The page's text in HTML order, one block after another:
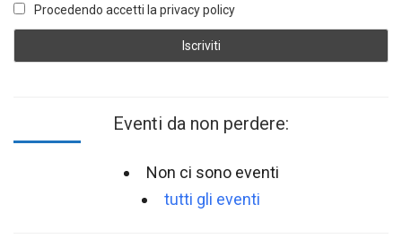
Procedendo accetti la privacy policy
Eventi da non perdere:
Non ci sono eventi
tutti gli eventi